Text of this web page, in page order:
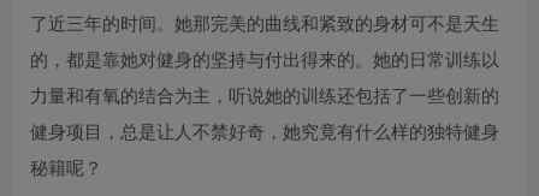
了近三年的时间。她那完美的曲线和紧致的身材可不是天生
的，都是靠她对健身的坚持与付出得来的。她的日常训练以
力量和有氧的结合为主，听说她的训练还包括了一些创新的
健身项目，总是让人不禁好奇，她究竟有什么样的独特健身
秘籍呢？